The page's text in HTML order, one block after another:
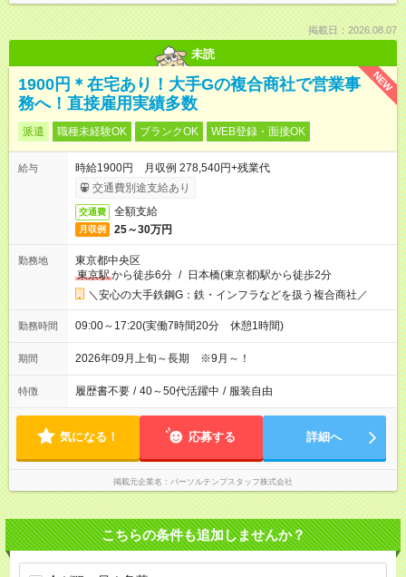
掲載日：2026.08.07
未読
NEW
1900円＊在宅あり！大手Gの複合商社で営業事
務へ！直接雇用実績多数
派遣 職種未経験OK ブランクOK WEB登録・面接OK
給与
時給1900円 月収例 278,540円+残業代
交通費別途支給あり
交通費 全額支給
月収例 25～30万円
勤務地
東京都中央区
東京駅から徒歩6分 / 日本橋(東京都)駅から徒歩2分
＼安心の大手鉄鋼G：鉄・インフラなどを扱う複合商社／
勤務時間 09:00～17:20(実働7時間20分 休憩1時間)
期間 2026年09月上旬～長期 ※9月～！
特徴 履歴書不要 / 40～50代活躍中 / 服装自由
気になる！ 応募する 詳細へ
掲載元企業名 パーソルテンプスタッフ株式会社
こちらの条件も追加しませんか？